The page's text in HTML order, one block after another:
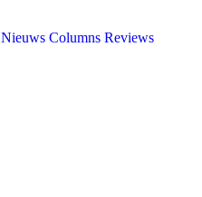
Nieuws Columns Reviews